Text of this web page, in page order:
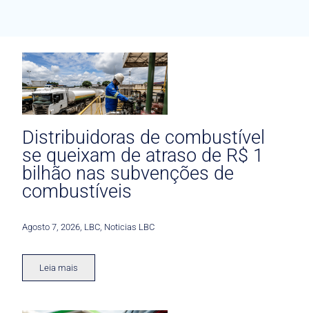
Distribuidoras de combustível
se queixam de atraso de R$ 1
bilhão nas subvenções de
combustíveis
Agosto 7, 2026 LBC Noticias LBC
Leia mais